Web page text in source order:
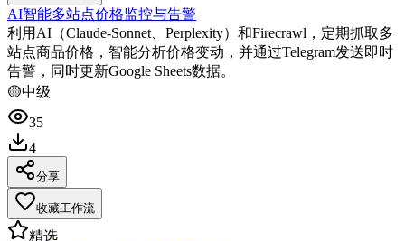
AI智能多站点价格监控与告警
利用AI（Claude-Sonnet、Perplexity）和Firecrawl，定期抓取多
站点商品价格，智能分析价格变动，并通过Telegram发送即时
告警，同时更新Google Sheets数据。
🟡中级
35
4
分享
收藏工作流
精选